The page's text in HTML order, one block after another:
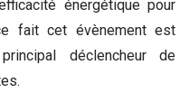
énergétique pour
fait cet évènement est
déclencheur de